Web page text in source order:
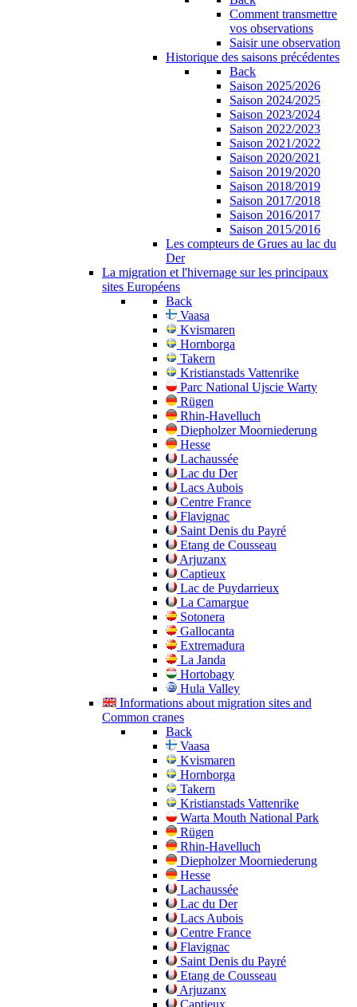
Comment transmettre
vos observations
Saisir une observation
Historique des saisons précédentes
Back
Saison 2025/2026
Saison 2024/2025
Saison 2023/2024
Saison 2022/2023
Saison 2021/2022
Saison 2020/2021
Saison 2019/2020
Saison 2018/2019
Saison 2017/2018
Saison 2016/2017
Saison 2015/2016
Les compteurs de Grues au lac du
Der
La migration et l'hivernage sur les principaux
sites Européens
Back
Vaasa
Kvismaren
Hornborga
Takern
Kristianstads Vattenrike
Parc National Ujscie Warty
Rügen
Rhin-Havelluch
Diepholzer Moorniederung
Hesse
Lachaussée
Lac du Der
Lacs Aubois
Centre France
Flavignac
Saint Denis du Payré
Etang de Cousseau
Arjuzanx
Captieux
Lac de Puydarrieux
La Camargue
Sotonera
Gallocanta
Extremadura
La Janda
Hortobagy
Hula Valley
Informations about migration sites and
Common cranes
Back
Vaasa
Kvismaren
Hornborga
Takern
Kristianstads Vattenrike
Warta Mouth National Park
Rügen
Rhin-Havelluch
Diepholzer Moorniederung
Hesse
Lachaussée
Lac du Der
Lacs Aubois
Centre France
Flavignac
Saint Denis du Payré
Etang de Cousseau
Arjuzanx
Captieux